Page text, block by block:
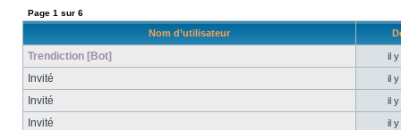
Page 1 sur 6
Nom d’utilisateur
Trendiction [Bot] il y
Invité il y
Invité il y
Invité il y